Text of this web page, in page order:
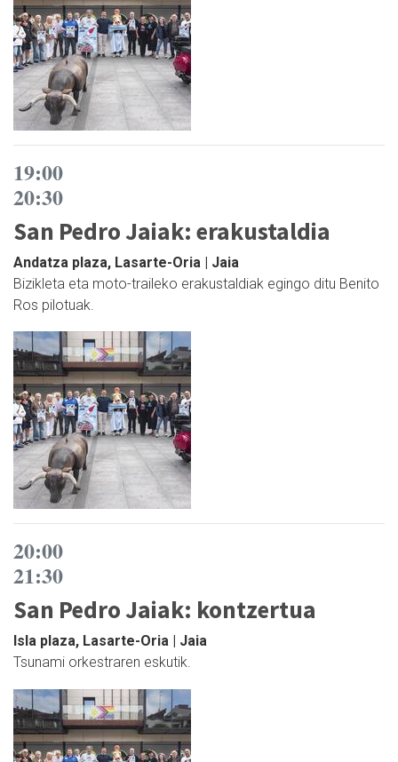
19:00
20:30
San Pedro Jaiak: erakustaldia
Andatza plaza, Lasarte-Oria | Jaia
Bizikleta eta moto-traileko erakustaldiak egingo ditu Benito
Ros pilotuak.
20:00
21:30
San Pedro Jaiak: kontzertua
Isla plaza, Lasarte-Oria | Jaia
Tsunami orkestraren eskutik.